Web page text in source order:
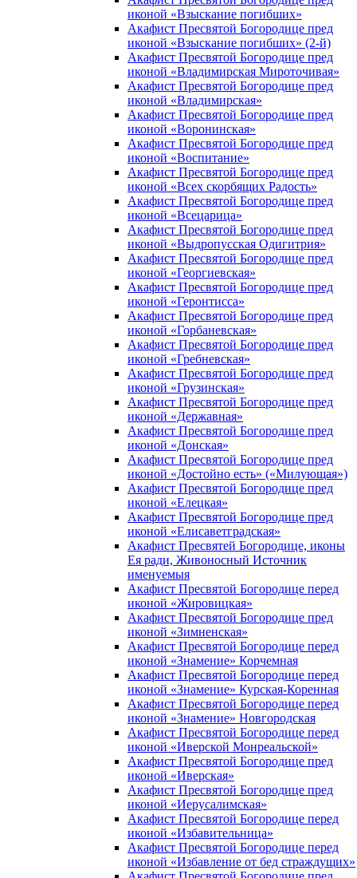
иконой «Взыскание погибших»
Акафист Пресвятой Богородице пред
иконой «Взыскание погибших» (2-й)
Акафист Пресвятой Богородице пред
иконой «Владимирская Мироточивая»
Акафист Пресвятой Богородице пред
иконой «Владимирская»
Акафист Пресвятой Богородице пред
иконой «Воронинская»
Акафист Пресвятой Богородице пред
иконой «Воспитание»
Акафист Пресвятой Богородице пред
иконой «Всех скорбящих Радость»
Акафист Пресвятой Богородице пред
иконой «Всецарица»
Акафист Пресвятой Богородице пред
иконой «Выдропусская Одигитрия»
Акафист Пресвятой Богородице пред
иконой «Георгиевская»
Акафист Пресвятой Богородице пред
иконой «Геронтисса»
Акафист Пресвятой Богородице пред
иконой «Горбаневская»
Акафист Пресвятой Богородице пред
иконой «Гребневская»
Акафист Пресвятой Богородице пред
иконой «Грузинская»
Акафист Пресвятой Богородице пред
иконой «Державная»
Акафист Пресвятой Богородице пред
иконой «Донская»
Акафист Пресвятой Богородице пред
иконой «Достойно есть» («Милующая»)
Акафист Пресвятой Богородице пред
иконой «Елецкая»
Акафист Пресвятой Богородице пред
иконой «Елисаветградская»
Акафист Пресвятей Богородице, иконы
Ея ради, Живоносный Источник
именуемыя
Акафист Пресвятой Богородице перед
иконой «Жировицкая»
Акафист Пресвятой Богородице пред
иконой «Зимненская»
Акафист Пресвятой Богородице перед
иконой «Знамение» Корчемная
Акафист Пресвятой Богородице перед
иконой «Знамение» Курская-Коренная
Акафист Пресвятой Богородице перед
иконой «Знамение» Новгородская
Акафист Пресвятой Богородице перед
иконой «Иверской Монреальской»
Акафист Пресвятой Богородице пред
иконой «Иверская»
Акафист Пресвятой Богородице пред
иконой «Иерусалимская»
Акафист Пресвятой Богородице перед
иконой «Избавительница»
Акафист Пресвятой Богородице перед
иконой «Избавление от бед страждущих»